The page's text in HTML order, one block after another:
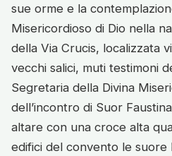
sue orme e la
Misericordioso di Dio nella
della Via Crucis, localizzata
vecchi salici, muti testimoni
Segretaria della Divina
dell’incontro di Suor
altare con una croce alta
edifici del convento le